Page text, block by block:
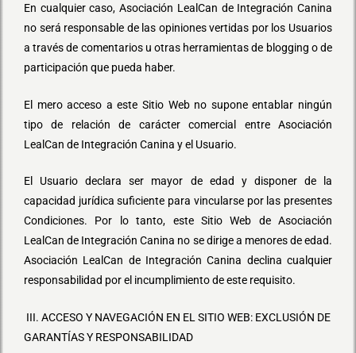
En cualquier caso, Asociación LealCan de Integración Canina
no será responsable de las opiniones vertidas por los Usuarios
a través de comentarios u otras herramientas de blogging o de
participación que pueda haber.
El mero acceso a este Sitio Web no supone entablar ningún
tipo de relación de carácter comercial entre Asociación
LealCan de Integración Canina y el Usuario.
El Usuario declara ser mayor de edad y disponer de la
capacidad jurídica suficiente para vincularse por las presentes
Condiciones. Por lo tanto, este Sitio Web de Asociación
LealCan de Integración Canina no se dirige a menores de edad.
Asociación LealCan de Integración Canina declina cualquier
responsabilidad por el incumplimiento de este requisito.
III. ACCESO Y NAVEGACIÓN EN EL SITIO WEB: EXCLUSIÓN DE
GARANTÍAS Y RESPONSABILIDAD